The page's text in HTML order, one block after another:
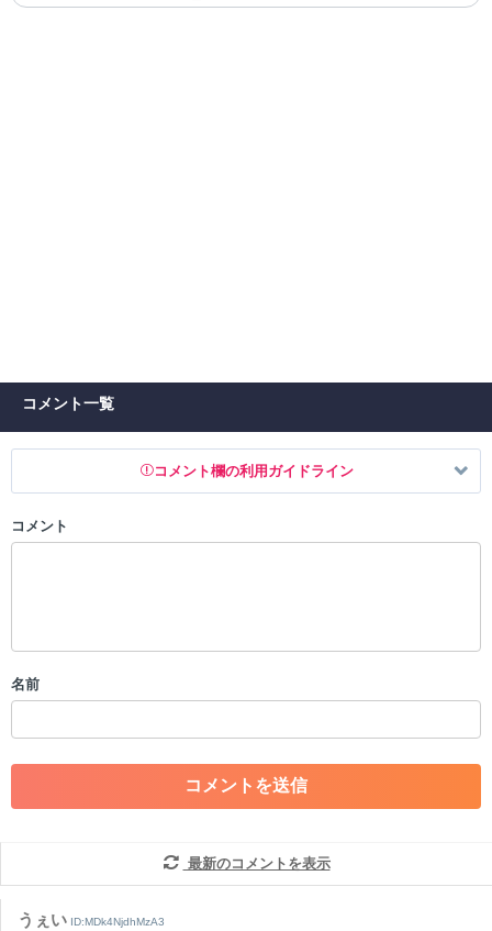
コメント一覧
コメント欄の利用ガイドライン
以下の書き込みを禁止とし、場合によってはコメント削除や書き込み制
・一度削除された投稿を再び投稿すること
・アカウントの売買など金銭が絡む内容の投稿
・各ゲームのネタバレを含む内容の投稿
・その他、管理者が不適切と判断した投稿
コメントの削除を申請する※投稿内容を確認後、順次対応さ
せていただきます。ご了承ください。
コメント
名前
最新のコメントを表示
うぇい ID:MDk4NjdhMzA3